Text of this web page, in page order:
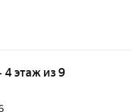
4 этаж из 9